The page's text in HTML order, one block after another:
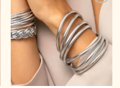
Ajouter
à la
liste
d’envies